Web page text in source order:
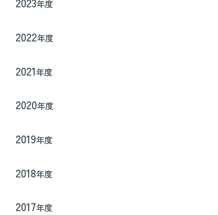
年度
2022年度
2021年度
2020年度
2019年度
2018年度
2017年度